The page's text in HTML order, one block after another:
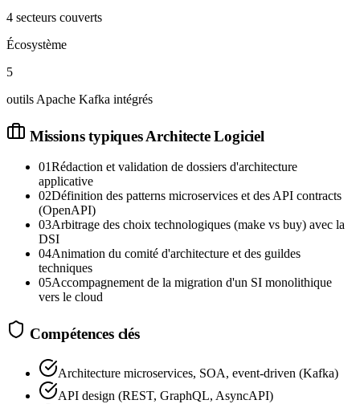
4 secteurs couverts
Écosystème
5
outils Apache Kafka intégrés
Missions typiquesArchitecte Logiciel
01Rédaction et validation de dossiers d'architecture
applicative
02Définition des patterns microservices et des API contracts
(OpenAPI)
03Arbitrage des choix technologiques (make vs buy) avec la
DSI
04Animation du comité d'architecture et des guildes
techniques
05Accompagnement de la migration d'un SI monolithique
vers le cloud
Compétences clés
Architecture microservices, SOA, event-driven (Kafka)
API design (REST, GraphQL, AsyncAPI)